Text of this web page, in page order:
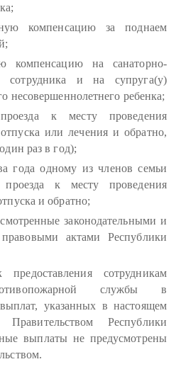
компенсацию за поднаем
компенсацию на санаторно-
сотрудника и на супруга(у)
несовершеннолетнего ребенка;
к месту проведения
или лечения и обратно,
раз в год);
года одному из членов семьи
проезда к месту проведения
и обратно;
законодательными и
актами Республики
сотрудникам
службы в
указанных в настоящем
Правительством Республики
выплаты не предусмотрены